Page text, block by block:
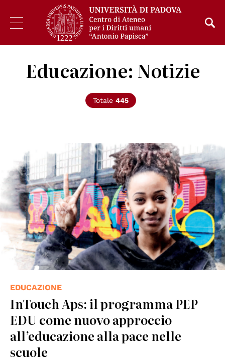
Educazione: Notizie
Totale 445
EDUCAZIONE
InTouch Aps: il programma PEP
EDU come nuovo approccio
all’educazione alla pace nelle
scuole